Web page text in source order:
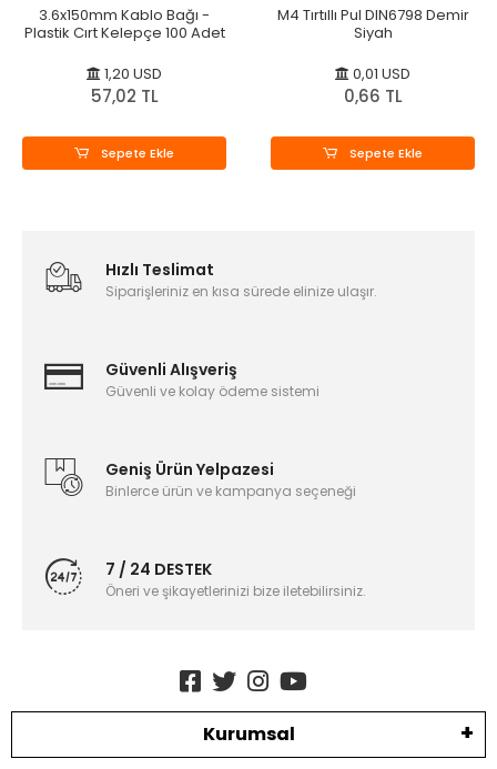
3.6x150mm Kablo Bağı -
Plastik Cırt Kelepçe 100 Adet
1,20 USD
57,02 TL
Sepete Ekle
M4 Tırtıllı Pul DIN6798 Demir
Siyah
0,01 USD
0,66 TL
Sepete Ekle
Hızlı Teslimat
Siparişleriniz en kısa sürede elinize ulaşır.
Güvenli Alışveriş
Güvenli ve kolay ödeme sistemi
Geniş Ürün Yelpazesi
Binlerce ürün ve kampanya seçeneği
7 / 24 DESTEK
Öneri ve şikayetlerinizi bize iletebilirsiniz.
Kurumsal